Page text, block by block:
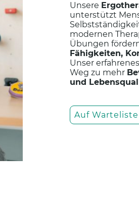
Unsere
unterstützt
modernen
Übungen
Fähigkeiten,
Unser
Weg zu mehr
und
Auf